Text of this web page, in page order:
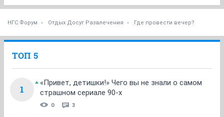
НГС.Форум Отдых Досуг Развлечения Где провести вечер?
ТОП 5
1
«Привет, детишки!» Чего вы не знали о самом
страшном сериале 90-х
0 3